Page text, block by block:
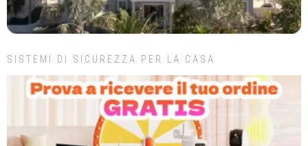
SISTEMI DI SICUREZZA PER LA CASA